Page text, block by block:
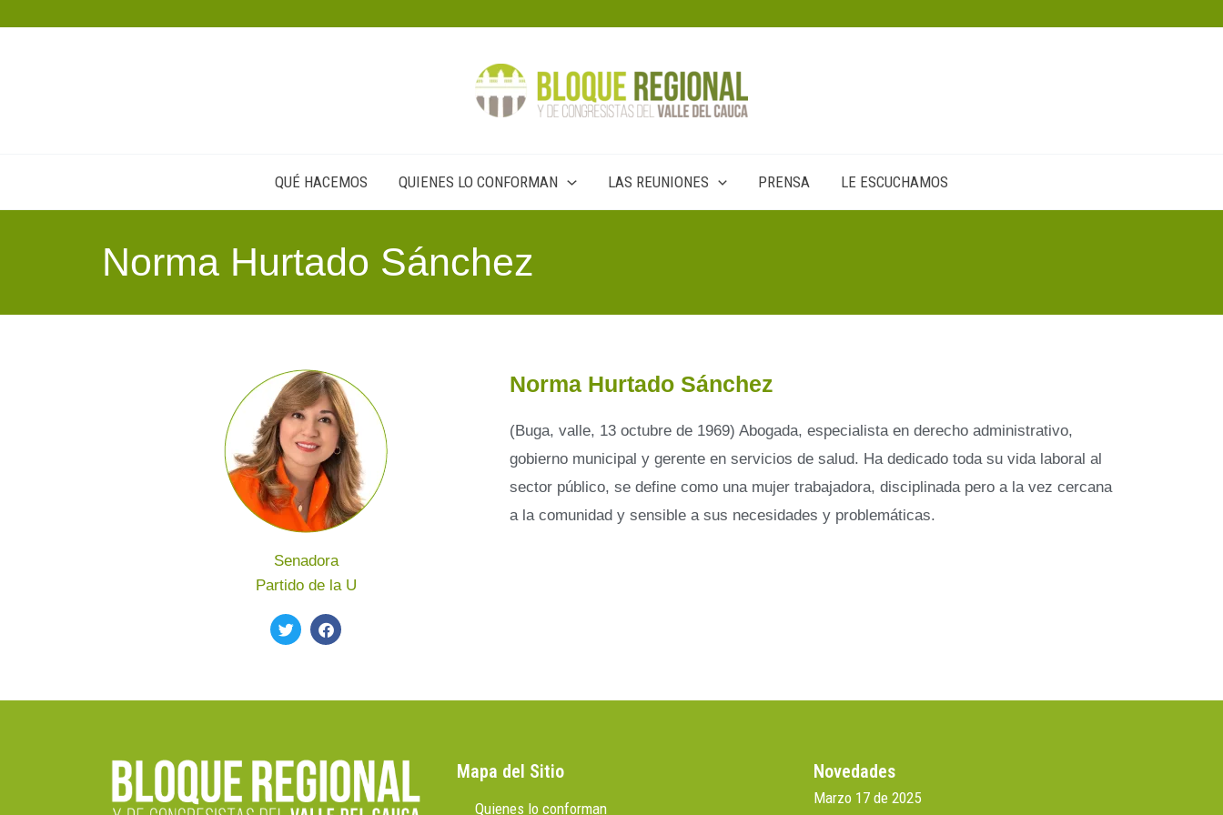
QUÉ HACEMOS QUIENES LO CONFORMAN LAS REUNIONES PRENSA LE ESCUCHAMOS
Norma Hurtado Sánchez
Senadora
Partido de la U
Norma Hurtado Sánchez
(Buga, valle, 13 octubre de 1969) Abogada, especialista en derecho administrativo,
gobierno municipal y gerente en servicios de salud. Ha dedicado toda su vida laboral al
sector público, se define como una mujer trabajadora, disciplinada pero a la vez cercana
a la comunidad y sensible a sus necesidades y problemáticas.
Mapa del Sitio
Quienes lo conforman
Novedades
Marzo 17 de 2025